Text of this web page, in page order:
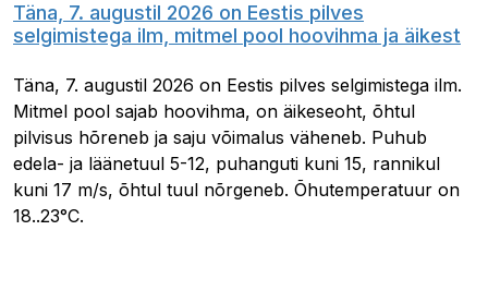
Täna, 7. augustil 2026 on Eestis pilves
selgimistega ilm, mitmel pool hoovihma ja äikest
Täna, 7. augustil 2026 on Eestis pilves selgimistega ilm.
Mitmel pool sajab hoovihma, on äikeseoht, õhtul
pilvisus hõreneb ja saju võimalus väheneb. Puhub
edela- ja läänetuul 5-12, puhanguti kuni 15, rannikul
kuni 17 m/s, õhtul tuul nõrgeneb. Õhutemperatuur on
18..23°C.